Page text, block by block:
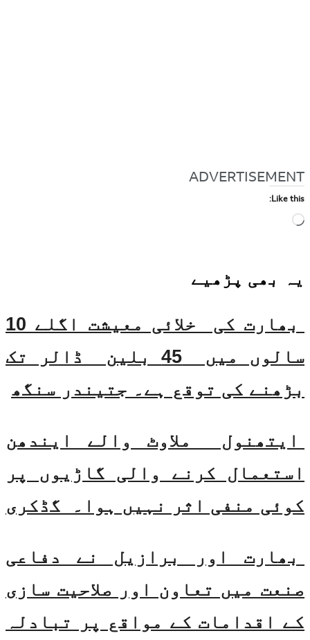
ADVERTISEMENT
Like this:
Loading…
یہ بھی پڑھیے
بھارت کی خلائی معیشت اگلے 10
سالوں میں 45 بلین ڈالر تک
بڑھنے کی توقع ہے۔ جتیندر سنگھ
ایتھنول ملاوٹ والے ایندھن
استعمال کرنے والی گاڑیوں پر
کوئی منفی اثر نہیں ہوا۔ گڈکری
بھارت اور برازیل نے دفاعی
صنعت میں تعاون اور صلاحیت سازی
کے اقدامات کے مواقع پر تبادلہ